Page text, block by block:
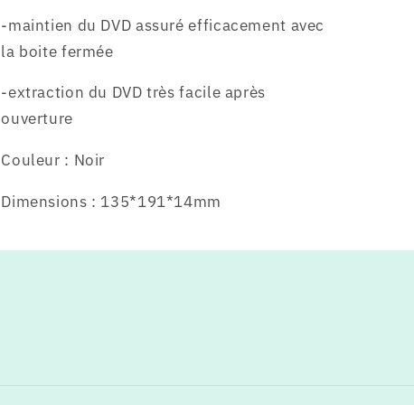
-maintien du DVD assuré efficacement avec
la boite fermée
-extraction du DVD très facile après
ouverture
Couleur : Noir
Dimensions : 135*191*14mm